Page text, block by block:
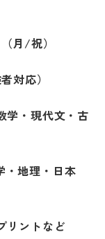
針
せ
月/祝）
対応）
・現代文・古
理・日本
リントなど